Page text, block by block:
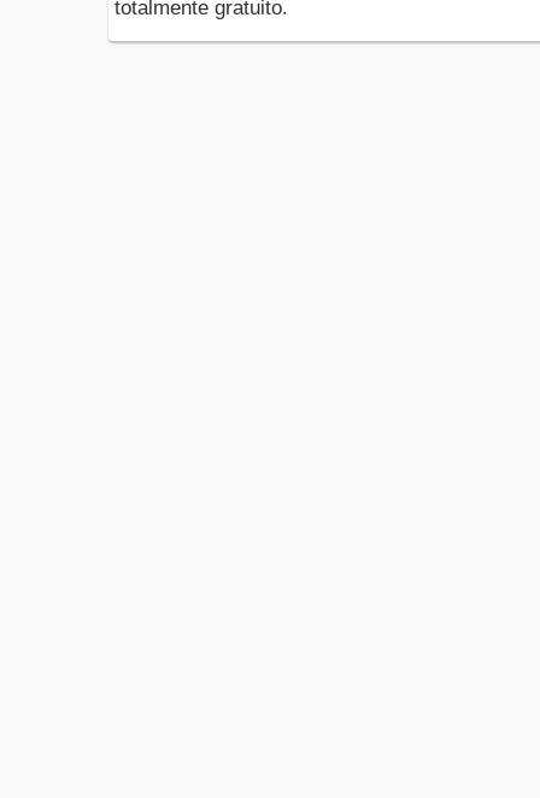
totalmente gratuito.